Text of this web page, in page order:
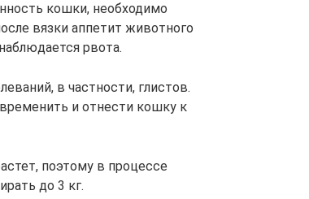
кошки, необходимо
вязки аппетит животного
рвота.
в частности, глистов.
и отнести кошку к
поэтому в процессе
до 3 кг.